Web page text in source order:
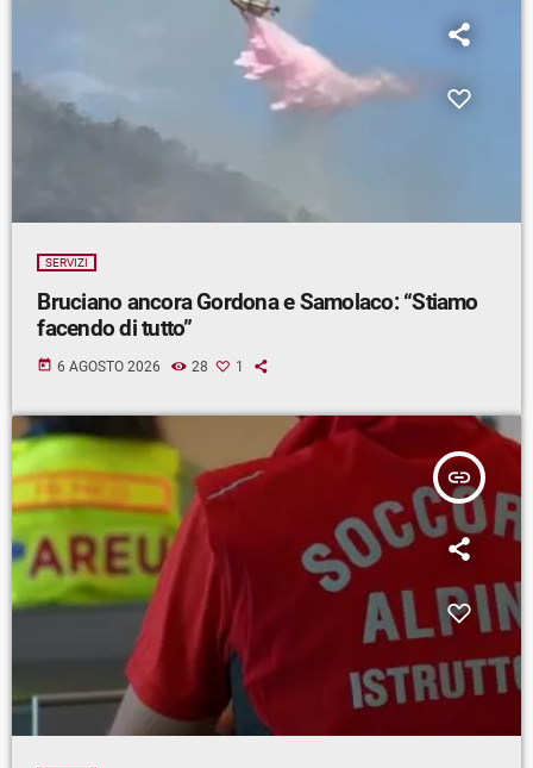
SERVIZI
Bruciano ancora Gordona e Samolaco: “Stiamo
facendo di tutto”
today 6 AGOSTO 2026 28 1
insert_link